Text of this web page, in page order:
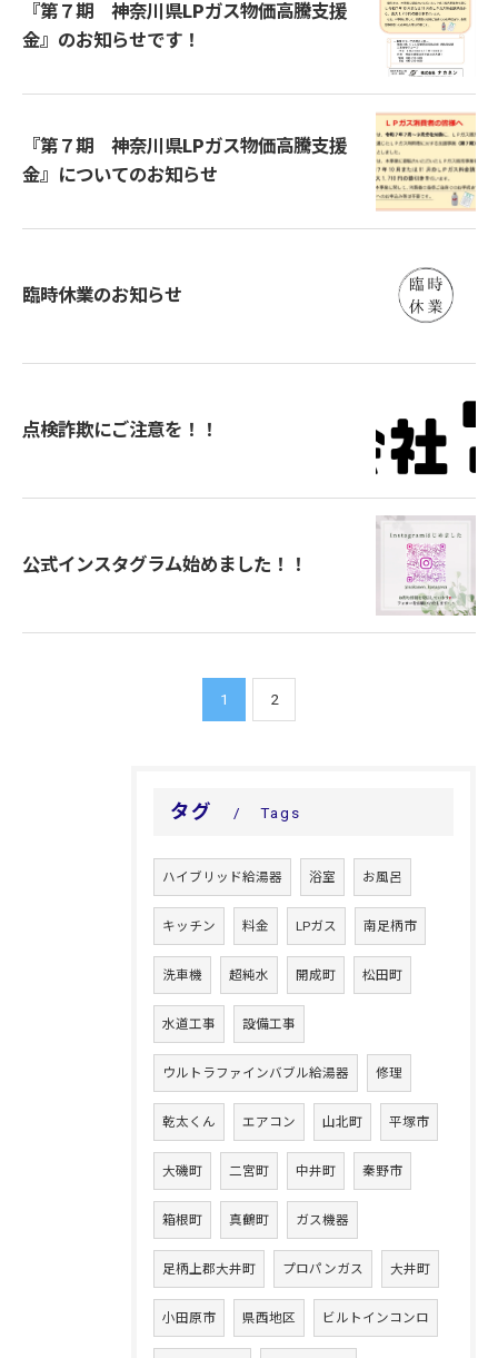
『第７期 神奈川県LPガス物価高騰支援
金』のお知らせです！
『第７期 神奈川県LPガス物価高騰支援
金』についてのお知らせ
臨時休業のお知らせ
点検詐欺にご注意を！！
公式インスタグラム始めました！！
1 2
タグ Tags
ハイブリッド給湯器 浴室 お風呂
キッチン 料金 LPガス 南足柄市
洗車機 超純水 開成町 松田町
水道工事 設備工事
ウルトラファインバブル給湯器 修理
乾太くん エアコン 山北町 平塚市
大磯町 二宮町 中井町 秦野市
箱根町 真鶴町 ガス機器
足柄上郡大井町 プロパンガス 大井町
小田原市 県西地区 ビルトインコンロ
お問い合わせはこちら